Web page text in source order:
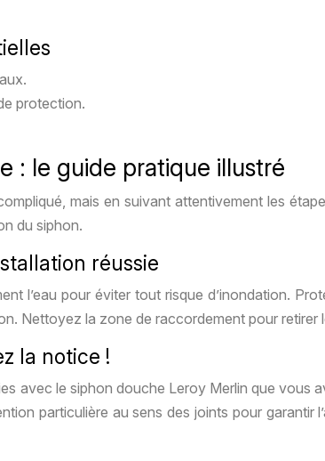
protection.
: le guide pratique illustré
mais en suivant attentivement les
du siphon.
réussie
l’eau pour éviter tout risque d’inondation.
Nettoyez la zone de raccordement pour retirer
la notice !
avec le siphon douche Leroy Merlin que vous
particulière au sens des joints pour